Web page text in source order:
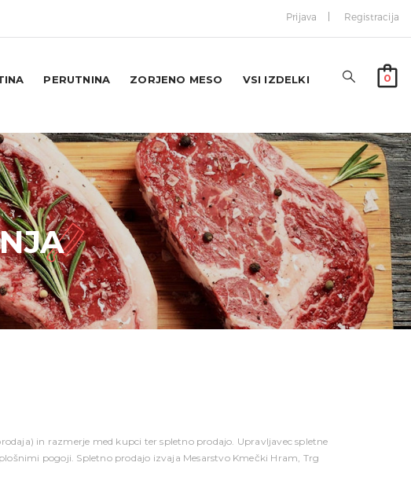
Prijava Registracija
0
PERUTNINA ZORJENO MESO VSI IZDELKI
in razmerje med kupci ter spletno prodajo. Upravljavec spletne
pogoji. Spletno prodajo izvaja Mesarstvo Kmečki Hram, Trg